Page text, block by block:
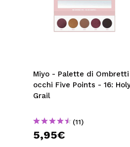
Miyo - Palette di Ombretti
occhi Five Points - 16:
Grail
(11)
5,95€